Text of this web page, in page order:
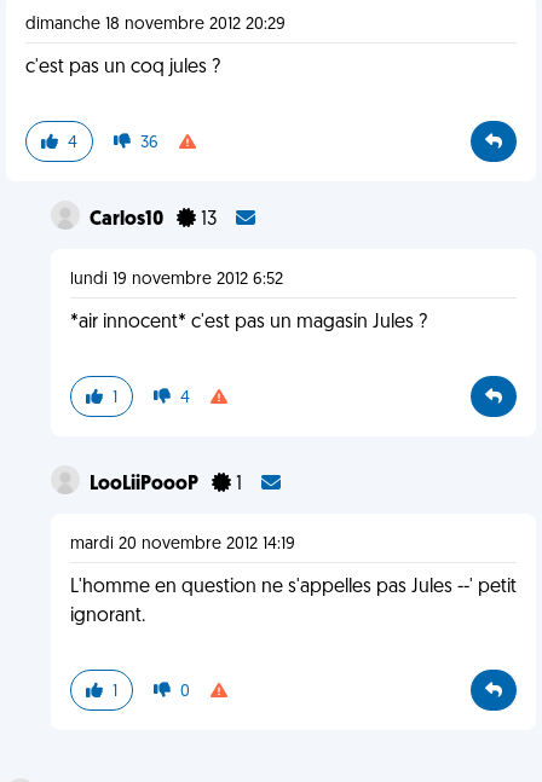
dimanche 18 novembre 2012 20:29
c'est pas un coq jules ?
4 36
Carlos10 13
lundi 19 novembre 2012 6:52
*air innocent* c'est pas un magasin Jules ?
1 4
LooLiiPoooP 1
mardi 20 novembre 2012 14:19
L'homme en question ne s'appelles pas Jules --' petit
ignorant.
1 0